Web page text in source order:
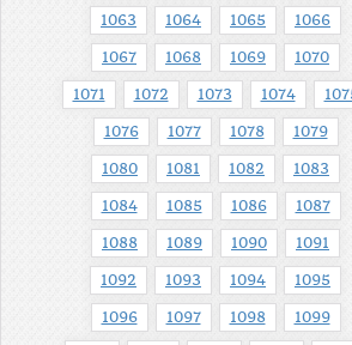
1063 1064 1065 1066
1067 1068 1069 1070
1071 1072 1073 1074
1076 1077 1078 1079
1080 1081 1082 1083
1084 1085 1086 1087
1088 1089 1090 1091
1092 1093 1094 1095
1096 1097 1098 1099